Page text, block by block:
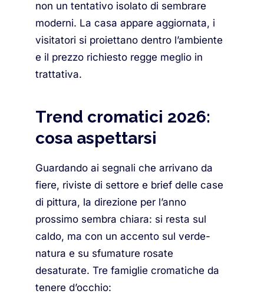
non un tentativo isolato di sembrare
moderni. La casa appare aggiornata, i
visitatori si proiettano dentro l’ambiente
e il prezzo richiesto regge meglio in
trattativa.
Trend cromatici 2026:
cosa aspettarsi
Guardando ai segnali che arrivano da
fiere, riviste di settore e brief delle case
di pittura, la direzione per l’anno
prossimo sembra chiara: si resta sul
caldo, ma con un accento sul verde-
natura e su sfumature rosate
desaturate. Tre famiglie cromatiche da
tenere d’occhio: